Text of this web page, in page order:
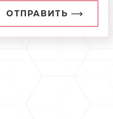
ОТПРАВИТЬ